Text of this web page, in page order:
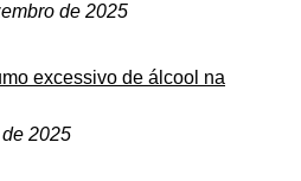
de 2025
excessivo de álcool na
2025